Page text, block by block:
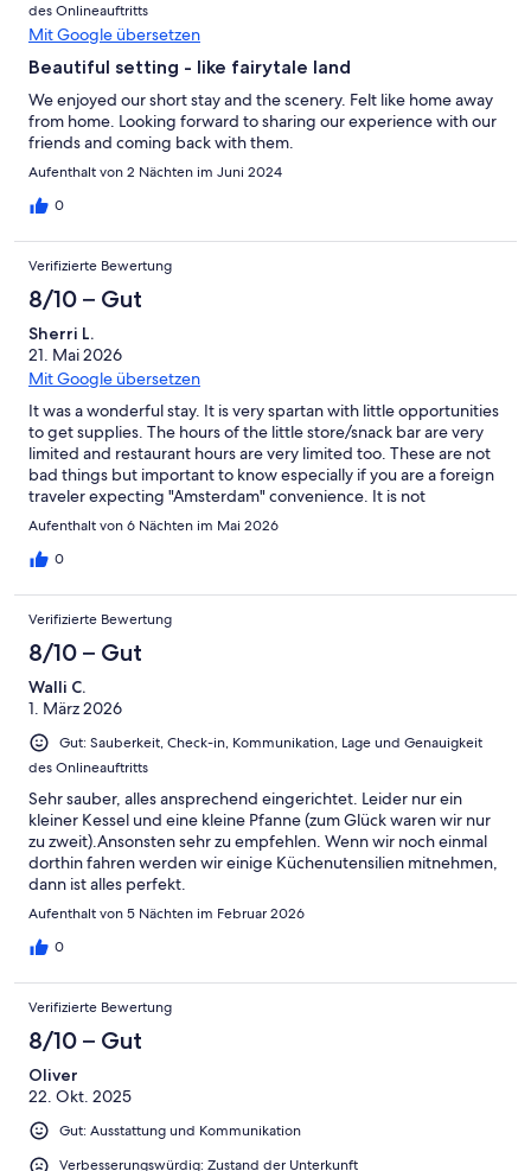
des Onlineauftritts
Mit Google übersetzen
Beautiful setting - like fairytale land
We enjoyed our short stay and the scenery. Felt like home away
from home. Looking forward to sharing our experience with our
friends and coming back with them.
Aufenthalt von 2 Nächten im Juni 2024
0
Verifizierte Bewertung
8/10 – Gut
Sherri L.
21. Mai 2026
Mit Google übersetzen
It was a wonderful stay. It is very spartan with little opportunities
to get supplies. The hours of the little store/snack bar are very
limited and restaurant hours are very limited too. These are not
bad things but important to know especially if you are a foreign
traveler expecting "Amsterdam" convenience. It is not
Amsterdam of course. We didn't realize just how far from a
adapted quickly. Think "camping" weekend away with family
They're is a kettle, stove, small refrigerator, dishwasher and
cooking pans and utensils and dishes. You may even need to
bring your own bed linens. We paid for linens.
Aufenthalt von 6 Nächten im Mai 2026
0
Verifizierte Bewertung
8/10 – Gut
Walli C.
1. März 2026
Gut: Sauberkeit, Check-in, Kommunikation, Lage und Genauigkeit
des Onlineauftritts
Sehr sauber, alles ansprechend eingerichtet. Leider nur ein
kleiner Kessel und eine kleine Pfanne (zum Glück waren wir nur
zu zweit).Ansonsten sehr zu empfehlen. Wenn wir noch einmal
dorthin fahren werden wir einige Küchenutensilien mitnehmen,
dann ist alles perfekt.
Aufenthalt von 5 Nächten im Februar 2026
0
Verifizierte Bewertung
8/10 – Gut
Oliver
22. Okt. 2025
Gut: Ausstattung und Kommunikation
Verbesserungswürdig: Zustand der Unterkunft